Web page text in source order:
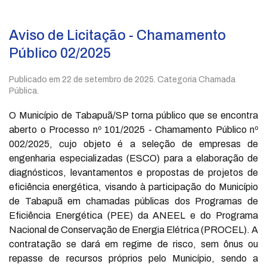
Aviso de Licitação - Chamamento
Público 02/2025
Publicado em 22 de setembro de 2025 . Categoria Chamada
Pública.
O Município de Tabapuã/SP torna público que se encontra
aberto o Processo nº 101/2025 - Chamamento Público nº
002/2025, cujo objeto é a seleção de empresas de
engenharia especializadas (ESCO) para a elaboração de
diagnósticos, levantamentos e propostas de projetos de
eficiência energética, visando à participação do Município
de Tabapuã em chamadas públicas dos Programas de
Eficiência Energética (PEE) da ANEEL e do Programa
Nacional de Conservação de Energia Elétrica (PROCEL). A
contratação se dará em regime de risco, sem ônus ou
repasse de recursos próprios pelo Município, sendo a